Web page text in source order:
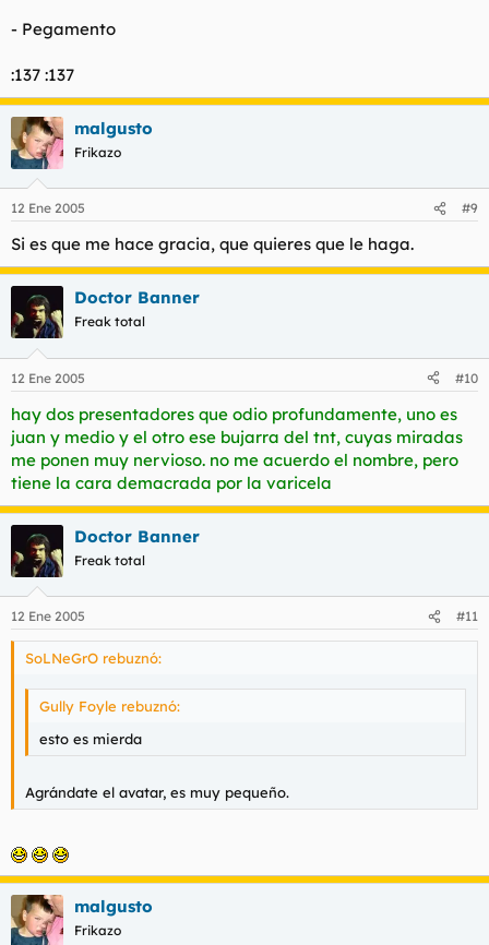
- Pegamento
:137 :137
malgusto
Frikazo
12 Ene 2005 #9
Si es que me hace gracia, que quieres que le haga.
Doctor Banner
Freak total
12 Ene 2005 #10
hay dos presentadores que odio profundamente, uno es
juan y medio y el otro ese bujarra del tnt, cuyas miradas
me ponen muy nervioso. no me acuerdo el nombre, pero
tiene la cara demacrada por la varicela
Doctor Banner
Freak total
12 Ene 2005 #11
SoLNeGrO rebuznó:
Gully Foyle rebuznó:
esto es mierda
Agrándate el avatar, es muy pequeño.
malgusto
Frikazo